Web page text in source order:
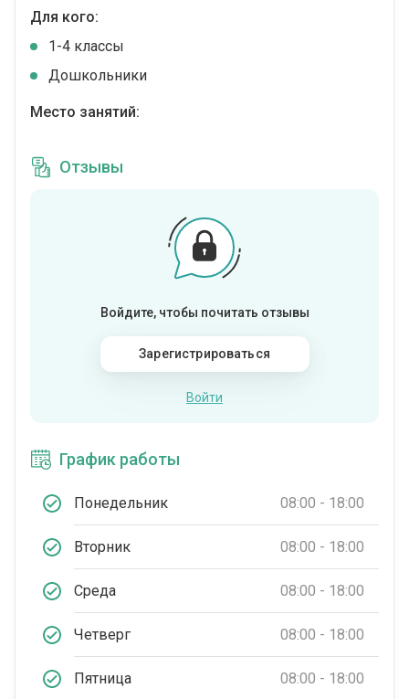
Для кого:
1-4 классы
Дошкольники
Место занятий:
Отзывы
Войдите, чтобы почитать отзывы
Зарегистрироваться
Войти
График работы
Понедельник 08:00 - 18:00
Вторник 08:00 - 18:00
Среда 08:00 - 18:00
Четверг 08:00 - 18:00
Пятница 08:00 - 18:00